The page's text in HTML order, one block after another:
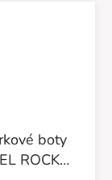
boty
ROCK